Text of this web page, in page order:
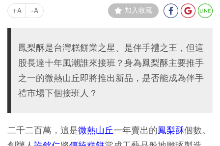
+A -A 加入收藏
鳳梨酥是台灣糕餅業之星、是伴手禮之王，但這
股長達十年風潮誰來接班？身為鳳梨酥主要推手
之一的微熱山丘即將推出新品，是否能成為伴手
禮市場下個接班人？
二千二百萬，這是微熱山丘一年賣出的鳳梨酥個數。